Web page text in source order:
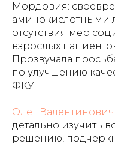
Мордовия:
аминокислотными
отсутствия мер
взрослых
Прозвучала
по улучшению
ФКУ.
Олег Валентинович
детально изучить
решению,